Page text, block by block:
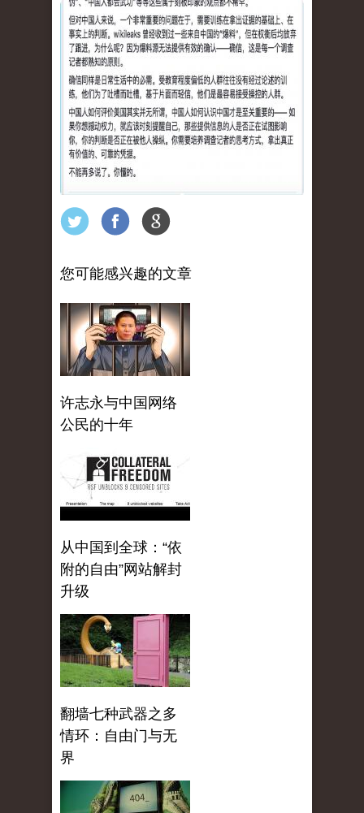
您可能感兴趣的文章
许志永与中国网络
公民的十年
从中国到全球：“依
附的自由”网站解封
升级
翻墙七种武器之多
情环：自由门与无
界